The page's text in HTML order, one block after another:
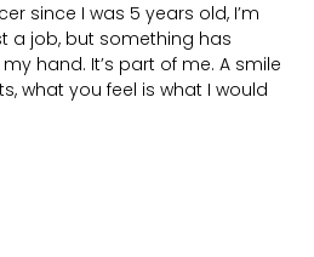
since I was 5 years old, I’m
a job, but something has
hand. It’s part of me. A smile
what you feel is what I would